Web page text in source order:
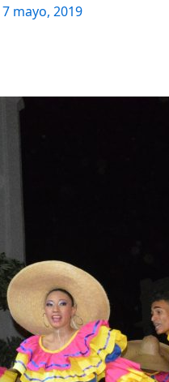
7 mayo, 2019